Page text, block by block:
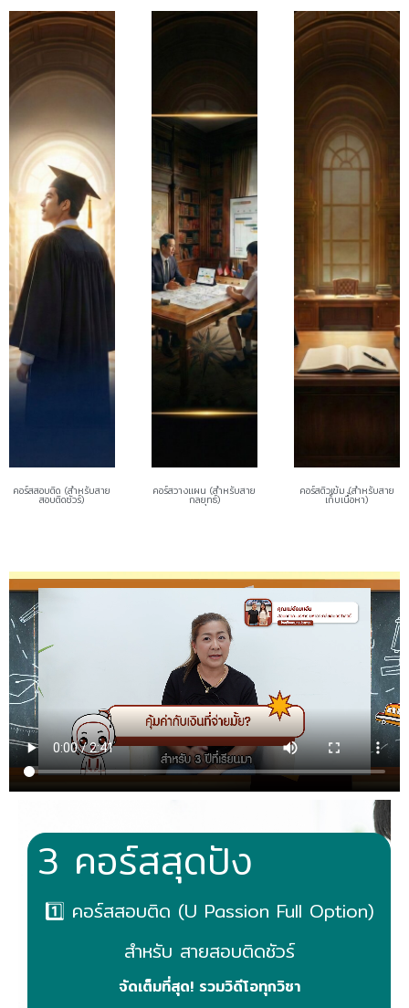
คอร์สสอบติด (สำหรับสาย
สอบติดชัวร์)
คอร์สวางแผน (สำหรับสาย
กลยุทธ์)
คอร์สติวเข้ม (สำหรับสาย
เก็บเนื้อหา)
3 คอร์สสุดปัง
1️⃣ คอร์สสอบติด (U Passion Full Option)
สำหรับ สายสอบติดชัวร์
จัดเต็มที่สุด! รวมวิดีโอทุกวิชา